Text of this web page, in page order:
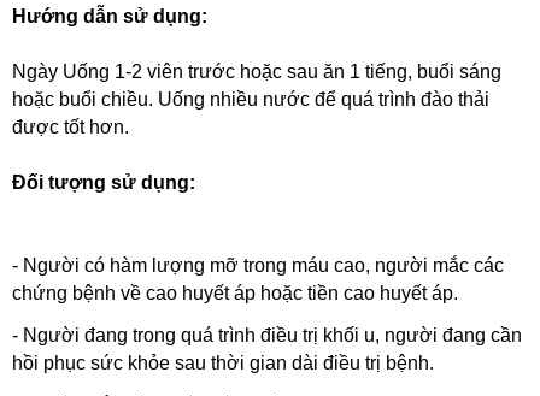
Hướng dẫn sử dụng:
Ngày Uống 1-2 viên trước hoặc sau ăn 1 tiếng, buổi sáng
hoặc buổi chiều. Uống nhiều nước để quá trình đào thải
được tốt hơn.
Đối tượng sử dụng:
- Người có hàm lượng mỡ trong máu cao, người mắc các
chứng bệnh về cao huyết áp hoặc tiền cao huyết áp.
- Người đang trong quá trình điều trị khối u, người đang cần
hồi phục sức khỏe sau thời gian dài điều trị bệnh.